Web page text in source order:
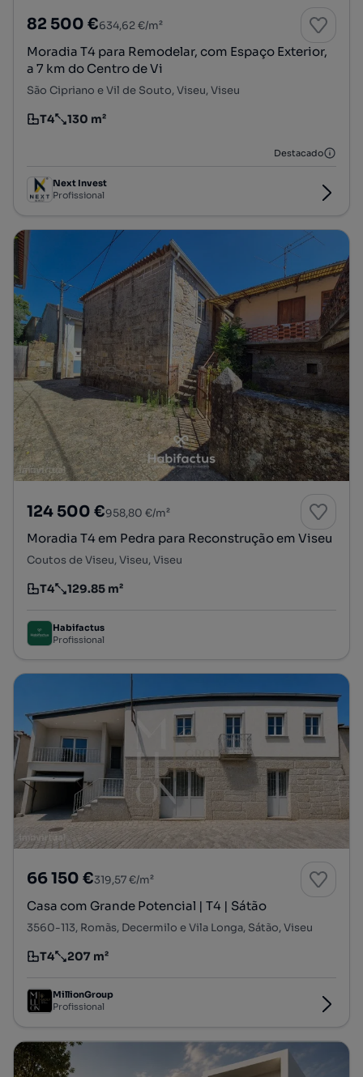
82 500 €634,62 €/m²
Moradia T4 para Remodelar, com Espaço Exterior,
a 7 km do Centro de Vi
São Cipriano e Vil de Souto, Viseu, Viseu
Tipologia
T4
Preço por metro quadrado
130 m²
Destacado
Next Invest
Profissional
124 500 €958,80 €/m²
Moradia T4 em Pedra para Reconstrução em Viseu
Coutos de Viseu, Viseu, Viseu
Tipologia
T4
Preço por metro quadrado
129.85 m²
Habifactus
Profissional
66 150 €319,57 €/m²
Casa com Grande Potencial | T4 | Sátão
3560-113, Romãs, Decermilo e Vila Longa, Sátão, Viseu
Tipologia
T4
Preço por metro quadrado
207 m²
MillionGroup
Profissional